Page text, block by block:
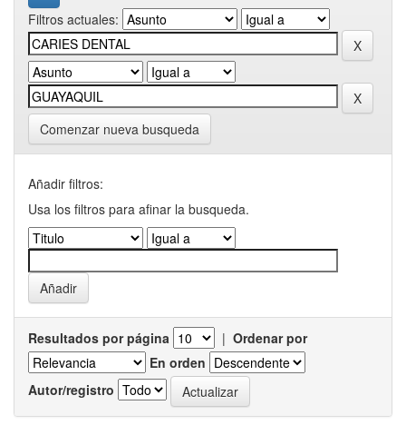
Filtros actuales:
Comenzar nueva busqueda
Añadir filtros:
Usa los filtros para afinar la busqueda.
Resultados por página | Ordenar por
En orden
Autor/registro